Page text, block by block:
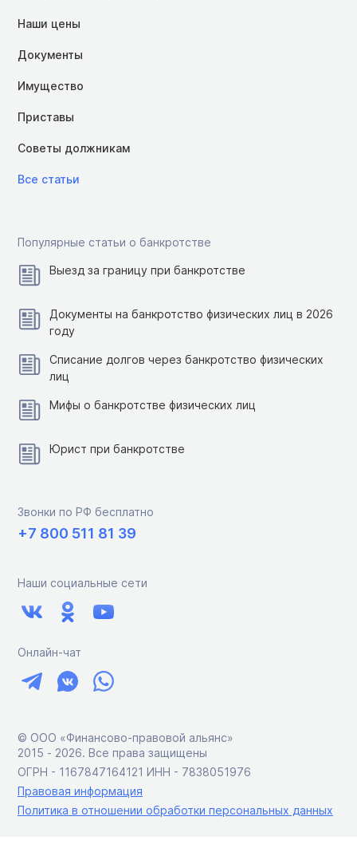
Наши цены
Документы
Имущество
Приставы
Советы должникам
Все статьи
Популярные статьи о банкротстве
Выезд за границу при банкротстве
Документы на банкротство физических лиц в 2026
году
Списание долгов через банкротство физических
лиц
Мифы о банкротстве физических лиц
Юрист при банкротстве
Звонки по РФ бесплатно
+7 800 511 81 39
Наши социальные сети
Онлайн-чат
© ООО «Финансово-правовой альянс»
2015 ‑ 2026. Все права защищены
ОГРН - 1167847164121 ИНН - 7838051976
Правовая информация
Политика в отношении обработки персональных данных